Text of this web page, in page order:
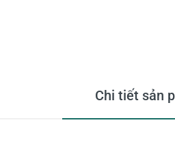
Chi tiết sản